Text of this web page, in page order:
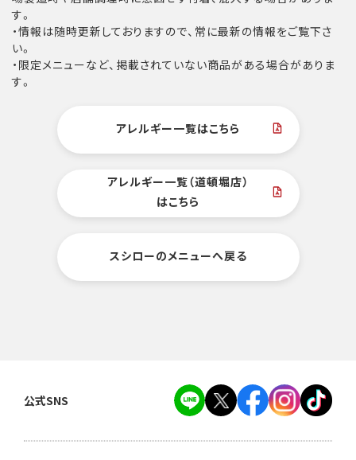
す。
・情報は随時更新しておりますので、常に最新の情報をご覧下さ
い。
・限定メニューなど、掲載されていない商品がある場合がありま
す。
アレルギー一覧はこちら
アレルギー一覧（道頓堀店）
はこちら
スシローのメニューへ戻る
公式SNS